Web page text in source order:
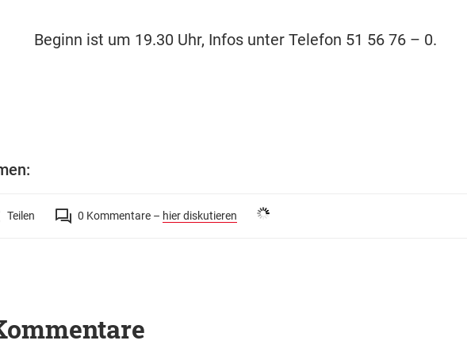
Beginn ist um 19.30 Uhr, Infos unter Telefon 51 56 76 – 0.
Teilen 0 Kommentare – hier diskutieren